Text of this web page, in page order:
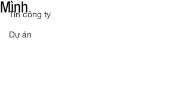
Tin công ty
Dự án
Mình